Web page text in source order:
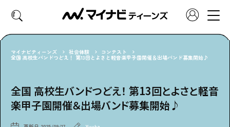
好きなカテゴリーから見る
マイナビティーンズ 社会体験 コンテスト
全国 高校生バンドつどえ！ 第13回とよさと軽音楽甲子園開催＆出場バンド募集開始♪
全国 高校生バンドつどえ！ 第13回とよさと軽音
楽甲子園開催＆出場バンド募集開始♪